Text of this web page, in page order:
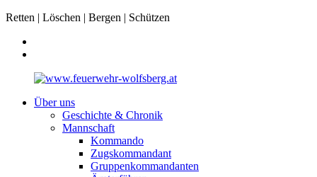
Retten | Löschen | Bergen | Schützen
Über uns
Geschichte & Chronik
Mannschaft
Kommando
Zugskommandant
Gruppenkommandanten